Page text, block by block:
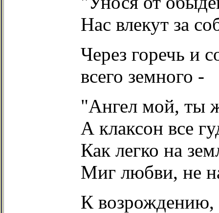
Нас влекут за
Через горечь и
всего земного -
"Ангел мой, ты
А клаксон все
Как легко на
Миг любви, не
К возрождению,